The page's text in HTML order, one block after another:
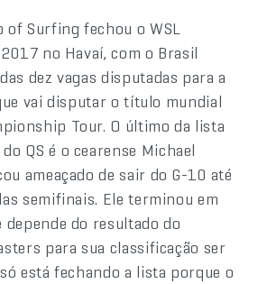
of Surfing fechou o WSL
no Havaí, com o Brasil
dez vagas disputadas para a
vai disputar o título mundial
Tour. O último da lista
QS é o cearense Michael
ameaçado de sair do G-10 até
semifinais. Ele terminou em
do resultado do
para sua classificação ser
está fechando a lista porque o